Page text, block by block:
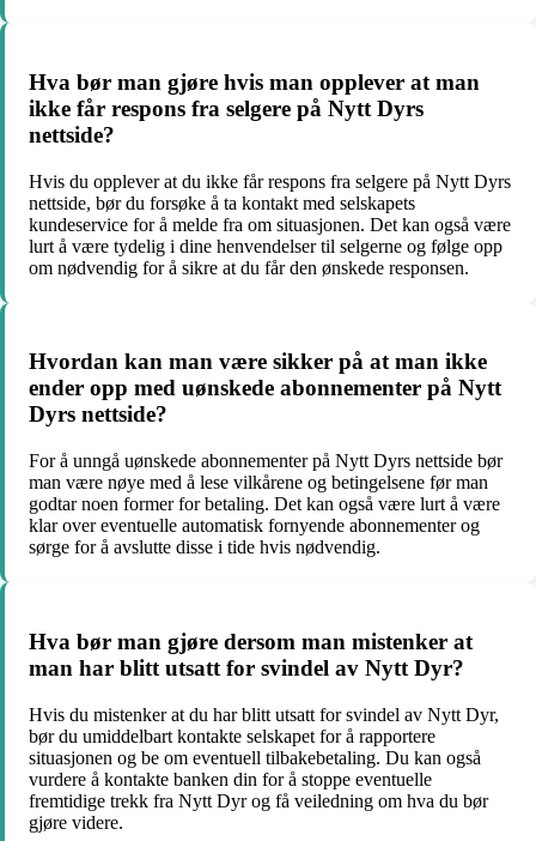
Hva bør man gjøre hvis man opplever at man
ikke får respons fra selgere på Nytt Dyrs
nettside?
Hvis du opplever at du ikke får respons fra selgere på Nytt Dyrs
nettside, bør du forsøke å ta kontakt med selskapets
kundeservice for å melde fra om situasjonen. Det kan også være
lurt å være tydelig i dine henvendelser til selgerne og følge opp
om nødvendig for å sikre at du får den ønskede responsen.
Hvordan kan man være sikker på at man ikke
ender opp med uønskede abonnementer på Nytt
Dyrs nettside?
For å unngå uønskede abonnementer på Nytt Dyrs nettside bør
man være nøye med å lese vilkårene og betingelsene før man
godtar noen former for betaling. Det kan også være lurt å være
klar over eventuelle automatisk fornyende abonnementer og
sørge for å avslutte disse i tide hvis nødvendig.
Hva bør man gjøre dersom man mistenker at
man har blitt utsatt for svindel av Nytt Dyr?
Hvis du mistenker at du har blitt utsatt for svindel av Nytt Dyr,
bør du umiddelbart kontakte selskapet for å rapportere
situasjonen og be om eventuell tilbakebetaling. Du kan også
vurdere å kontakte banken din for å stoppe eventuelle
fremtidige trekk fra Nytt Dyr og få veiledning om hva du bør
gjøre videre.